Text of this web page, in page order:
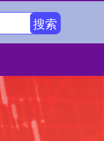
搜索